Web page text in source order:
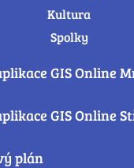
Kultura
Spolky
GIS Online
GIS Online
plán